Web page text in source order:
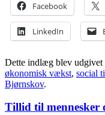
Facebook
LinkedIn
Dette indlæg blev udgivet
økonomisk vækst, social
Bjørnskov.
Tillid til mennesker